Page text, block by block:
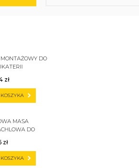
MONTAŻOWY DO
zł
MASA
DO
zł